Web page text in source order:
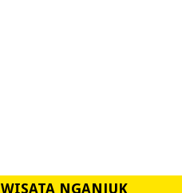
WISATA NGANJUK